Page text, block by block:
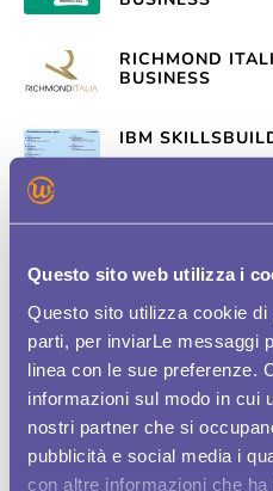
Questo sito web utilizza i
Questo sito utilizza cookie
parti, per inviarLe messaggi
linea con le sue preferenze.
informazioni sul modo in cui
nostri partner che si
pubblicità e social media i
con altre informazioni che
RICHMOND
BUSINESS
IBM
ISCRIVITI AL
IBM
PROGRAMMI DI
2021: IL